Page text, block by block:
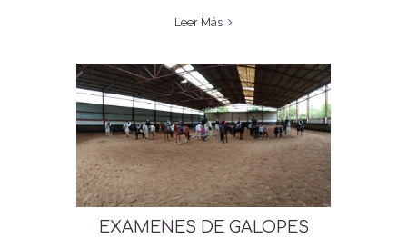
Leer Más
EXAMENES DE GALOPES